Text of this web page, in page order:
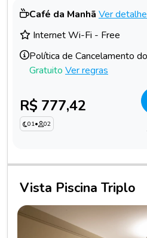
Café da Manhã Ver
Internet Wi-Fi - Free
Política de Cancelamento
Gratuito Ver regras
R$ 777,42
01• 02
Vista Piscina Triplo